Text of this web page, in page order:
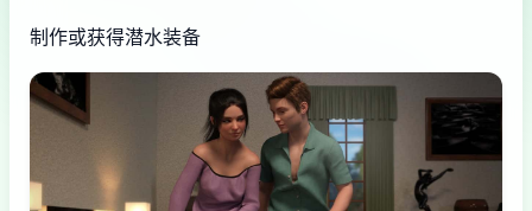
制作或获得潜水装备